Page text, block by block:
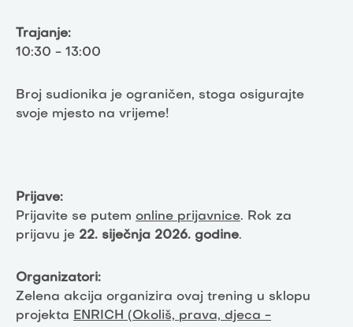
Trajanje:
10:30 - 13:00
Broj sudionika je ograničen, stoga osigurajte
svoje mjesto na vrijeme!
Prijave:
Prijavite se putem online prijavnice. Rok za
prijavu je 22. siječnja 2026. godine.
Organizatori:
Zelena akcija organizira ovaj trening u sklopu
projekta ENRICH (Okoliš, prava, djeca -